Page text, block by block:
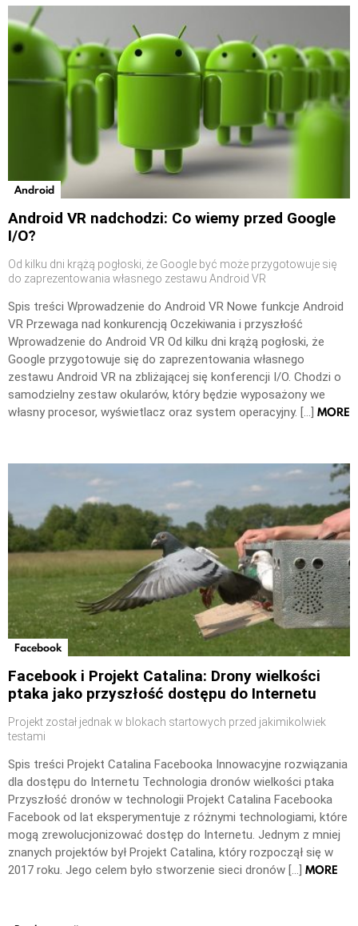
Android
Android VR nadchodzi: Co wiemy przed Google
I/O?
Od kilku dni krążą pogłoski, że Google być może przygotowuje się
do zaprezentowania własnego zestawu Android VR
Spis treści Wprowadzenie do Android VR Nowe funkcje Android
VR Przewaga nad konkurencją Oczekiwania i przyszłość
Wprowadzenie do Android VR Od kilku dni krążą pogłoski, że
Google przygotowuje się do zaprezentowania własnego
zestawu Android VR na zbliżającej się konferencji I/O. Chodzi o
samodzielny zestaw okularów, który będzie wyposażony we
własny procesor, wyświetlacz oraz system operacyjny. […] MORE
Facebook
Facebook i Projekt Catalina: Drony wielkości
ptaka jako przyszłość dostępu do Internetu
Projekt został jednak w blokach startowych przed jakimikolwiek
testami
Spis treści Projekt Catalina Facebooka Innowacyjne rozwiązania
dla dostępu do Internetu Technologia dronów wielkości ptaka
Przyszłość dronów w technologii Projekt Catalina Facebooka
Facebook od lat eksperymentuje z różnymi technologiami, które
mogą zrewolucjonizować dostęp do Internetu. Jednym z mniej
znanych projektów był Projekt Catalina, który rozpoczął się w
2017 roku. Jego celem było stworzenie sieci dronów […] MORE